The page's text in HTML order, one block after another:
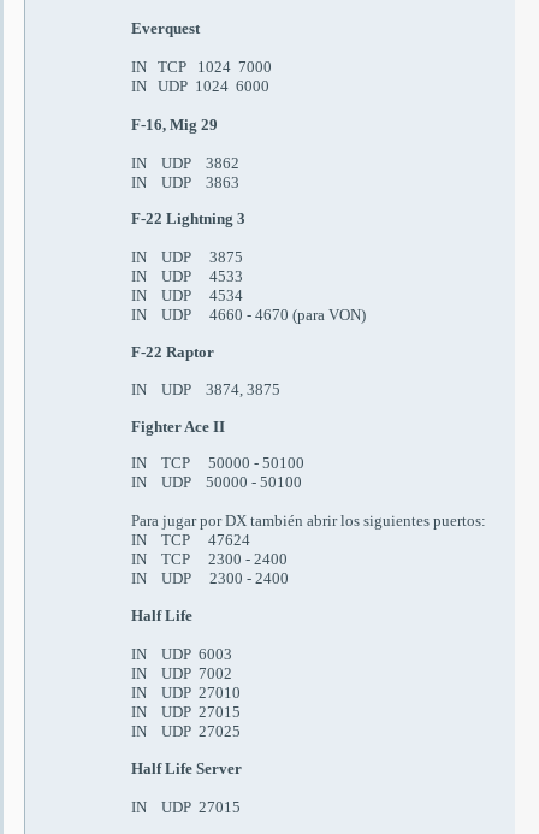
Everquest
IN TCP 1024 7000
IN UDP 1024 6000
F-16, Mig 29
IN UDP 3862
IN UDP 3863
F-22 Lightning 3
IN UDP 3875
IN UDP 4533
IN UDP 4534
IN UDP 4660 - 4670 (paraVON)
F-22 Raptor
IN UDP 3874, 3875
Fighter Ace II
IN TCP 50000 - 50100
IN UDP 50000 - 50100
Para jugar por DX también abrir los siguientes puertos:
IN TCP 47624
IN TCP 2300 - 2400
IN UDP 2300 - 2400
Half Life
IN UDP 6003
IN UDP 7002
IN UDP 27010
IN UDP 27015
IN UDP 27025
Half Life Server
IN UDP 27015